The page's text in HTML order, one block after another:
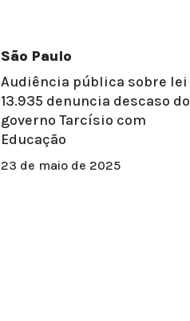
São Paulo
Audiência pública sobre lei
13.935 denuncia descaso do
governo Tarcísio com
Educação
23 de maio de 2025